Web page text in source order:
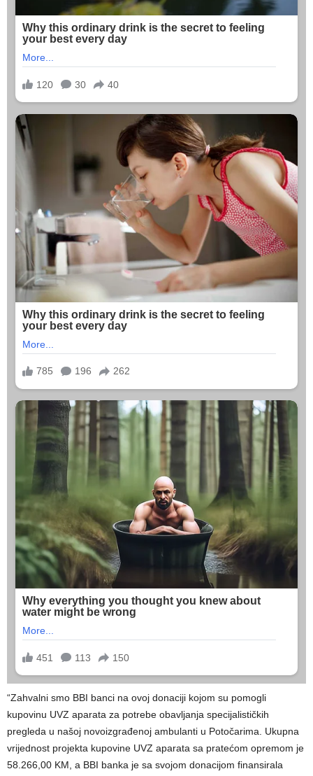
“Zahvalni smo BBI banci na ovoj donaciji kojom su pomogli
kupovinu UVZ aparata za potrebe obavljanja specijalističkih
pregleda u našoj novoizgrađenoj ambulanti u Potočarima. Ukupna
vrijednost projekta kupovine UVZ aparata sa pratećom opremom je
58.266,00 KM, a BBI banka je sa svojom donacijom finansirala